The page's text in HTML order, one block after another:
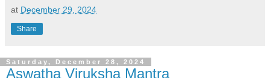
at December 29, 2024
Share
Saturday, December 28, 2024
Aswatha Viruksha Mantra